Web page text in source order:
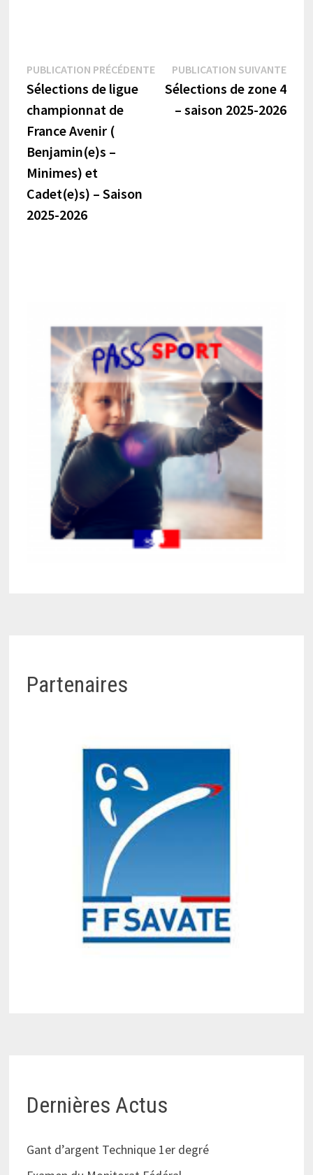
Navigation
de
l’article
PUBLICATION PRÉCÉDENTEPublication
précédente :
Sélections de ligue
championnat de
France Avenir (
Benjamin(e)s –
Minimes) et
Cadet(e)s) – Saison
2025-2026
PUBLICATION SUIVANTE
Sélections de zone 4
– saison 2025-2026
Partenaires
Dernières Actus
Gant d’argent Technique 1er degré